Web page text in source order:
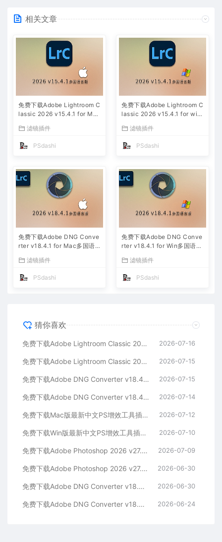
相关文章
免费下载Adobe Lightroom C
lassic 2026 v15.4.1 for Mac
安装包摄影后期照片图片编辑
工具
滤镜插件
PSdashi
免费下载Adobe Lightroom C
lassic 2026 v15.4.1 for win
安装包摄影后期照片图片编辑
工具
滤镜插件
PSdashi
免费下载Adobe DNG Conve
rter v18.4.1 for Mac多国语
照片格式转换器Lrc数字负片P
滤镜插件
PSdashi
免费下载Adobe DNG Conve
rter v18.4.1 for Win多国语言
片格式转换器Lrc数字负片PS
滤镜插件
PSdashi
猜你喜欢
免费下载Adobe Lightroom Classic 2026 v15.4.1 for Mac多国语言版中文LrC软件激活安装包摄影后期照片图片编辑工具 2026-07-16
免费下载Adobe Lightroom Classic 2026 v15.4.1 for win多国语言版中文LrC软件激活安装包摄影后期照片图片编辑工具 2026-07-15
免费下载Adobe DNG Converter v18.4.1 for Mac多国语言中文版安装包图片RAW相机照片格式转换器Lrc数字负片PS插件软件工具 2026-07-15
免费下载Adobe DNG Converter v18.4.1 for Win多国语言中文版安装包图片RAW相机照片格式转换器Lrc数字负片PS插件软件工具 2026-07-14
免费下载Mac版最新中文PS增效工具插件Adobe Camera Raw 2026 ACR v18.4.1 摄影后期一键安装包预设Lrc照片文件文档格式打开处理编辑 2026-07-12
免费下载Win版最新中文PS增效工具插件Adobe Camera Raw 2026 ACR v18.4.1 摄影后期一键安装包预设Lrc照片文件文档格式打开处理编辑 2026-07-10
免费下载Adobe Photoshop 2026 v27.8.0.13 for MAC多国语言版正式中文最新PS软件激活一键安装包Ai智能修图设计师平面设计工具 2026-07-09
免费下载Adobe Photoshop 2026 v27.8.0.13 for win多国语言版正式中文最新PS软件激活一键安装包Ai智能修图设计师平面设计工具 2026-06-30
免费下载Adobe DNG Converter v18.4.0 for Mac多国语言中文版安装包图片RAW相机照片格式转换器Lrc数字负片PS插件软件工具 2026-06-30
免费下载Adobe DNG Converter v18.4.0 for Win多国语言中文版安装包图片RAW相机照片格式转换器Lrc数字负片PS插件软件工具 2026-06-24